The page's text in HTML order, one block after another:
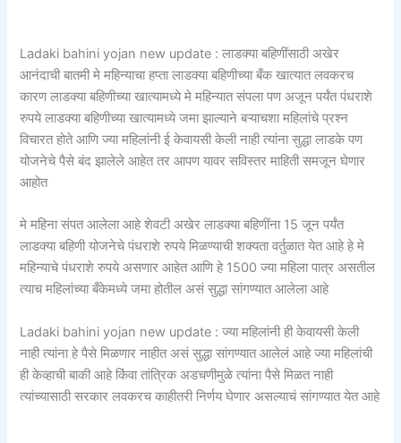
Ladaki bahini yojan new update : लाडक्या बहिणींसाठी अखेर
आनंदाची बातमी मे महिन्याचा हप्ता लाडक्या बहिणीच्या बँक खात्यात लवकरच
कारण लाडक्या बहिणीच्या खात्यामध्ये मे महिन्यात संपला पण अजून पर्यंत पंधराशे
रुपये लाडक्या बहिणीच्या खात्यामध्ये जमा झाल्याने बऱ्याचशा महिलांचे प्रश्न
विचारत होते आणि ज्या महिलांनी ई केवायसी केली नाही त्यांना सुद्धा लाडके पण
योजनेचे पैसे बंद झालेले आहेत तर आपण यावर सविस्तर माहिती समजून घेणार
आहोत
मे महिना संपत आलेला आहे शेवटी अखेर लाडक्या बहिणींना 15 जून पर्यंत
लाडक्या बहिणी योजनेचे पंधराशे रुपये मिळण्याची शक्यता वर्तुळात येत आहे हे मे
महिन्याचे पंधराशे रुपये असणार आहेत आणि हे 1500 ज्या महिला पात्र असतील
त्याच महिलांच्या बँकेमध्ये जमा होतील असं सुद्धा सांगण्यात आलेला आहे
Ladaki bahini yojan new update : ज्या महिलांनी ही केवायसी केली
नाही त्यांना हे पैसे मिळणार नाहीत असं सुद्धा सांगण्यात आलेलं आहे ज्या महिलांची
ही केव्हाची बाकी आहे किंवा तांत्रिक अडचणीमुळे त्यांना पैसे मिळत नाही
त्यांच्यासाठी सरकार लवकरच काहीतरी निर्णय घेणार असल्याचं सांगण्यात येत आहे